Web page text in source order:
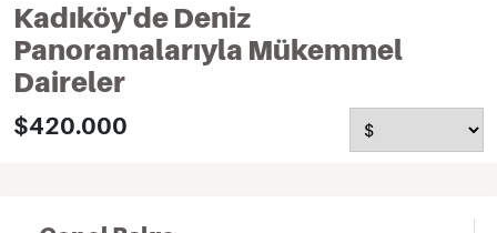
Kadıköy'de Deniz
Panoramalarıyla Mükemmel
Daireler
$420.000